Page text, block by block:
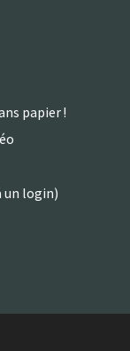
papier !
un login)